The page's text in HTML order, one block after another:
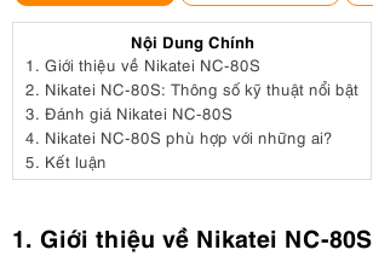
Nội Dung Chính
1. Giới thiệu về Nikatei NC-80S
2. Nikatei NC-80S: Thông số kỹ thuật nổi bật
3. Đánh giá Nikatei NC-80S
4. Nikatei NC-80S phù hợp với những ai?
5. Kết luận
1. Giới thiệu về Nikatei NC-80S